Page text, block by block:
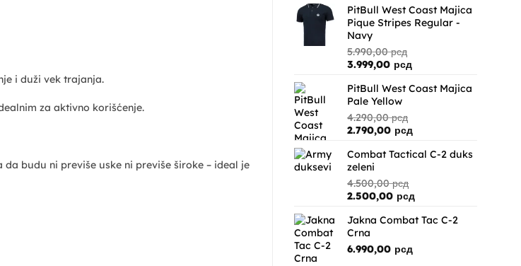
i duži vek trajanja.
za aktivno korišćenje.
da budu ni previše uske ni previše široke – ideal je
PitBull West Coast Majica
Pique Stripes Regular -
Navy
5.990,00рсд
Originalna
je
bila:
5.990,00 рсд.
3.999,00 рсд
je:
PitBull West Coast Majica
Pale Yellow
4.290,00рсд
Originalna
je
bila:
4.290,00 рсд.
2.790,00 рсд
je:
Combat Tactical C-2 duks
zeleni
4.500,00рсд
Originalna
je
bila:
4.500,00 рсд.
2.500,00 рсд
je:
Jakna Combat Tac C-2
Crna
6.990,00 рсд